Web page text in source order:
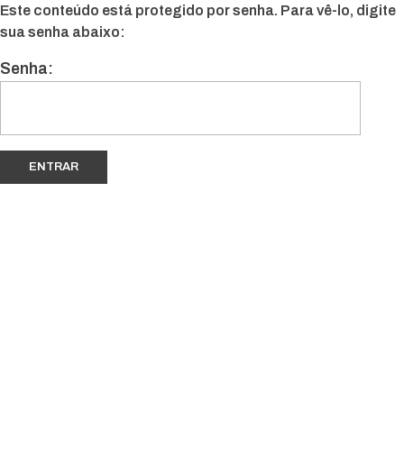
Este conteúdo está protegido por senha. Para vê-lo, digite
sua senha abaixo:
Senha: